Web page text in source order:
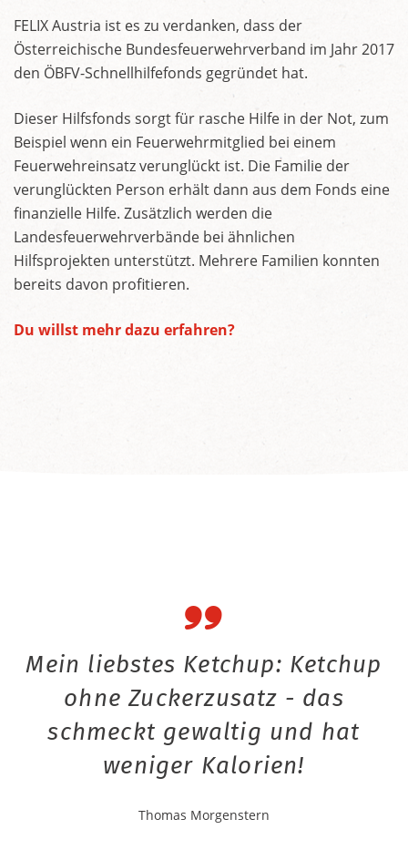
FELIX Austria ist es zu verdanken, dass der
Österreichische Bundesfeuerwehrverband im Jahr 2017
den ÖBFV-Schnellhilfefonds gegründet hat.
Dieser Hilfsfonds sorgt für rasche Hilfe in der Not, zum
Beispiel wenn ein Feuerwehrmitglied bei einem
Feuerwehreinsatz verunglückt ist. Die Familie der
verunglückten Person erhält dann aus dem Fonds eine
finanzielle Hilfe. Zusätzlich werden die
Landesfeuerwehrverbände bei ähnlichen
Hilfsprojekten unterstützt. Mehrere Familien konnten
bereits davon profitieren.
Du willst mehr dazu erfahren?
Mein liebstes Ketchup: Ketchup
ohne Zuckerzusatz - das
schmeckt gewaltig und hat
weniger Kalorien!
Thomas Morgenstern